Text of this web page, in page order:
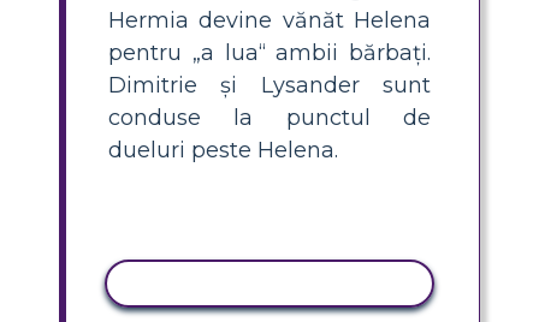
Hermia devine vănăt Helena
pentru „a lua“ ambii bărbați.
Dimitrie și Lysander sunt
conduse la punctul de
dueluri peste Helena.